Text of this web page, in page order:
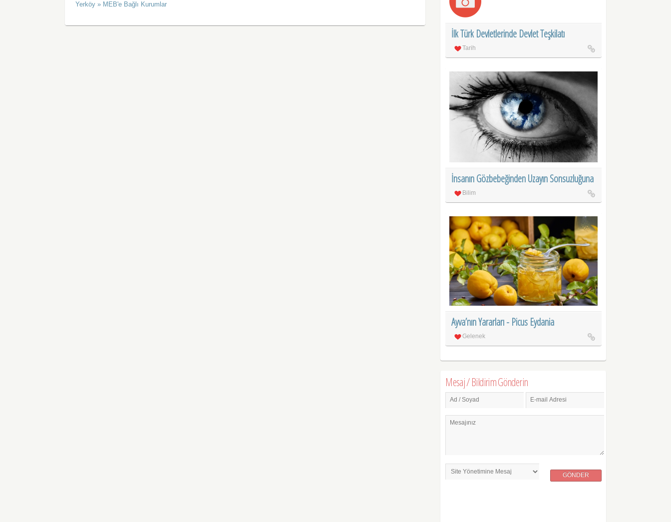
Yerköy » MEB'e Bağlı Kurumlar
İlk Türk Devletlerinde Devlet Teşkilatı
Tarih
İnsanın Gözbebeğinden Uzayın Sonsuzluğuna
Bilim
Ayva’nın Yararları - Picus Eydania
Gelenek
Mesaj / Bildirim Gönderin
Ad / Soyad E-mail Adresi
Mesajınız
GÖNDER